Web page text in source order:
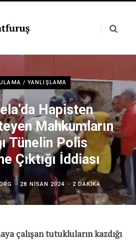
/ YANLIŞLAMA
Hapisten
Mahkumların
Tünelin Polis
Çıktığı İddiası
28 NISAN 2024 2 DAKIKA
çalışan tutukluların kazdığı